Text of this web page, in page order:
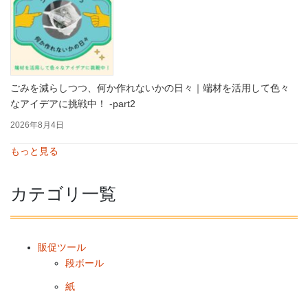
ごみを減らしつつ、何か作れないかの日々｜端材を活用して色々
なアイデアに挑戦中！ -part2
2026年8月4日
もっと見る
カテゴリ一覧
販促ツール
段ボール
紙